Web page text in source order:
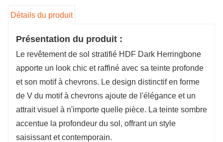
Détails du produit
Présentation du produit :
Le revêtement de sol stratifié HDF Dark Herringbone
apporte un look chic et raffiné avec sa teinte profonde
et son motif à chevrons. Le design distinctif en forme
de V du motif à chevrons ajoute de l'élégance et un
attrait visuel à n'importe quelle pièce. La teinte sombre
accentue la profondeur du sol, offrant un style
saisissant et contemporain.